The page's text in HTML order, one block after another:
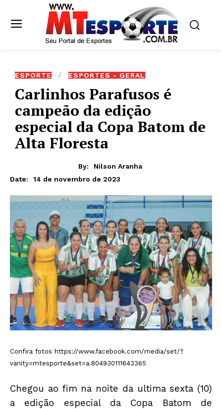
ESPORTE ESPORTES - GERAL
Carlinhos Parafusos é
campeão da edição
especial da Copa Batom de
Alta Floresta
By:
Nilson Aranha
Date:
14 de novembro de 2023
Confira fotos https://www.facebook.com/media/set/?
vanity=mtesporte&set=a.804930111643365
Chegou ao fim na noite da ultima sexta (10)
a edição especial da Copa Batom de